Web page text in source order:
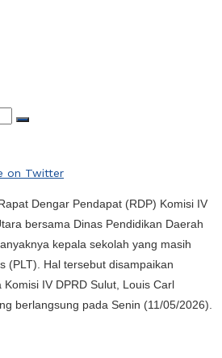
on Twitter
Dengar Pendapat (RDP) Komisi IV
bersama Dinas Pendidikan Daerah
kepala sekolah yang masih
(PLT). Hal tersebut disampaikan
IV DPRD Sulut, Louis Carl
berlangsung pada Senin (11/05/2026).